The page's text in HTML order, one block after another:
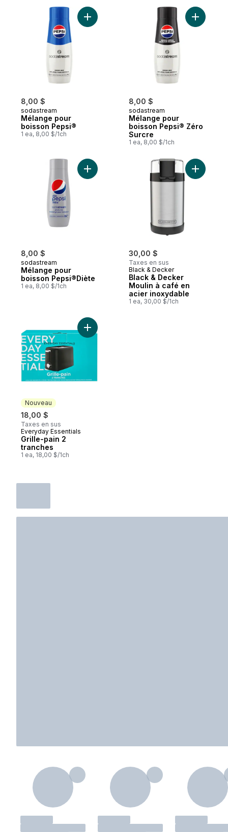
8,00 $
sodastream
Mélange pour
boisson Pepsi®
1 ea, 8,00 $/1ch
Ajouter Mélange pour boisson Pepsi® au
8,00 $
sodastream
Mélange pour
boisson Pepsi® Zéro
Surcre
1 ea, 8,00 $/1ch
8,00 $
sodastream
Mélange pour
boisson Pepsi®Diète
1 ea, 8,00 $/1ch
Ajouter Mélange pour boisson
30,00 $
Taxes en sus
Black & Decker
Black & Decker
Moulin à café en
acier inoxydable
1 ea, 30,00 $/1ch
Ajouter
Nouveau
18,00 $
Taxes en sus
Nouveau
Everyday Essentials
Grille-pain 2
tranches
1 ea, 18,00 $/1ch
Ajouter Grille-pain 2 tranches au panier